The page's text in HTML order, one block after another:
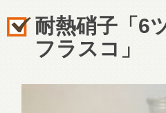
耐熱硝子「6
フラスコ」